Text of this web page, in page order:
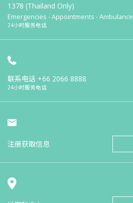
1378 (Thailand Only)
Emergencies - Appointments - Ambulance
24小时服务电话
联系电话 +66 2066 8888
24小时服务电话
注册获取信息